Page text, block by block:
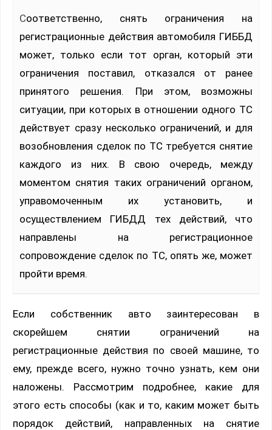
Соответственно, снять ограничения на
регистрационные действия автомобиля ГИББД
может, только если тот орган, который эти
ограничения поставил, отказался от ранее
принятого решения. При этом, возможны
ситуации, при которых в отношении одного ТС
действует сразу несколько ограничений, и для
возобновления сделок по ТС требуется снятие
каждого из них. В свою очередь, между
моментом снятия таких ограничений органом,
управомоченным их установить, и
осуществлением ГИБДД тех действий, что
направлены на регистрационное
сопровождение сделок по ТС, опять же, может
пройти время.
Если собственник авто заинтересован в
скорейшем снятии ограничений на
регистрационные действия по своей машине, то
ему, прежде всего, нужно точно узнать, кем они
наложены. Рассмотрим подробнее, какие для
этого есть способы (как и то, каким может быть
порядок действий, направленных на снятие